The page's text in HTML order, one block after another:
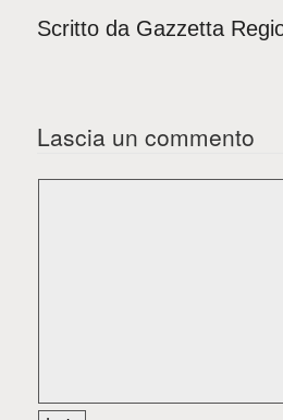
Scritto da Gazzetta
Lascia un commento